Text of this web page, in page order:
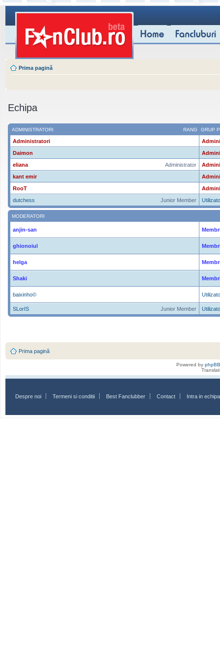
Prima pagină
Echipa
RANG
ADMINISTRATORI GRUP
Administratori
Daimon
Administrator
eliana
kant emir
RooT
Junior Member
dutchess
MODERATORI
anjin-san
ghionoiul
helga
Shaki
baixinho©
Junior Member
SLorIS
Prima pagină
Powered by phpBB
Despre noi Termeni si conditii Best Fanclubber Contact Intra in